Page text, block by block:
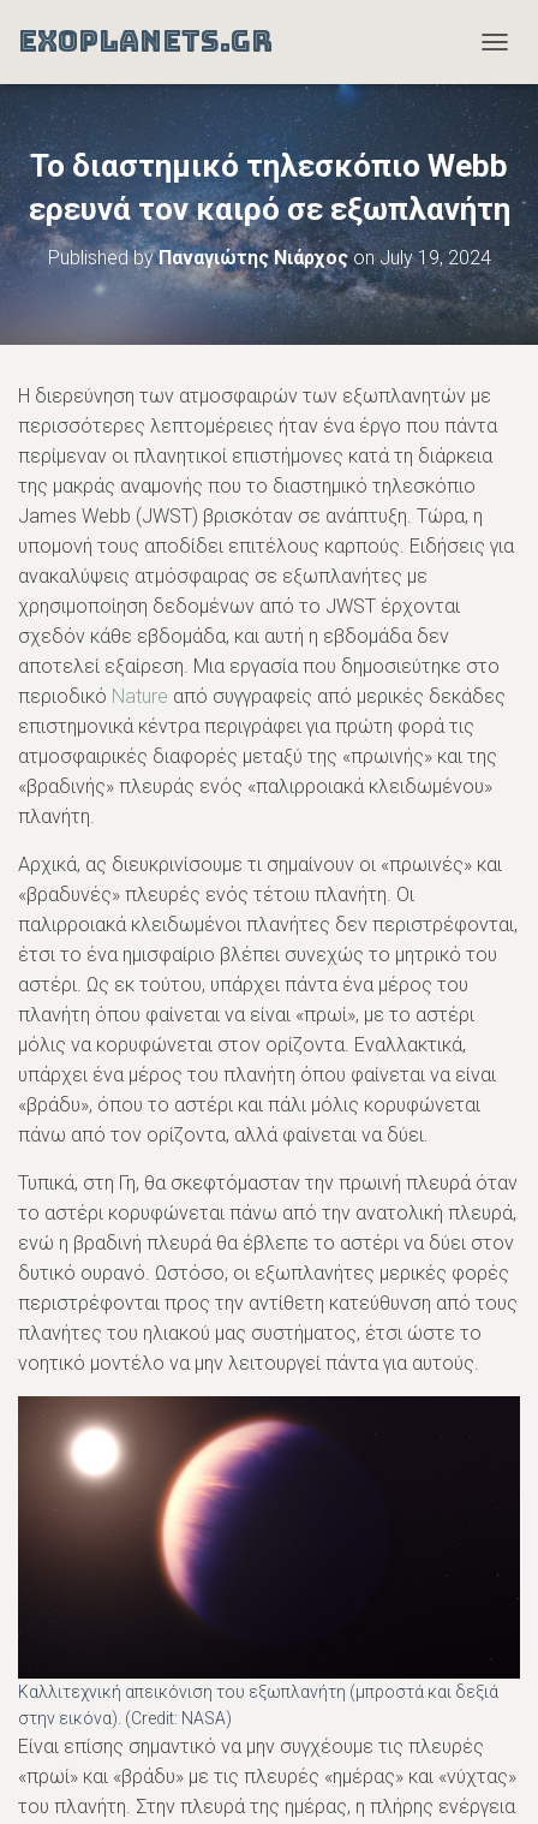
EXOPLANETS.GR
O
G
L
E
A
V
I
G
A
Το διαστημικό τηλεσκόπιο Webb
ερευνά τον καιρό σε εξωπλανήτη
Published byΠαναγιώτης ΝιάρχοςonJuly 19, 2024
Η διερεύνηση των ατμοσφαιρών των εξωπλανητών με
περισσότερες λεπτομέρειες ήταν ένα έργο που πάντα
περίμεναν οι πλανητικοί επιστήμονες κατά τη διάρκεια
της μακράς αναμονής που το διαστημικό τηλεσκόπιο
James Webb (JWST) βρισκόταν σε ανάπτυξη. Τώρα, η
υπομονή τους αποδίδει επιτέλους καρπούς. Ειδήσεις για
ανακαλύψεις ατμόσφαιρας σε εξωπλανήτες με
χρησιμοποίηση δεδομένων από το JWST έρχονται
σχεδόν κάθε εβδομάδα, και αυτή η εβδομάδα δεν
αποτελεί εξαίρεση. Μια εργασία που δημοσιεύτηκε στο
περιοδικό Nature από συγγραφείς από μερικές δεκάδες
επιστημονικά κέντρα περιγράφει για πρώτη φορά τις
ατμοσφαιρικές διαφορές μεταξύ της «πρωινής» και της
«βραδινής» πλευράς ενός «παλιρροιακά κλειδωμένου»
πλανήτη.
Αρχικά, ας διευκρινίσουμε τι σημαίνουν οι «πρωινές» και
«βραδυνές» πλευρές ενός τέτοιυ πλανήτη. Οι
παλιρροιακά κλειδωμένοι πλανήτες δεν περιστρέφονται,
έτσι το ένα ημισφαίριο βλέπει συνεχώς το μητρικό του
αστέρι. Ως εκ τούτου, υπάρχει πάντα ένα μέρος του
πλανήτη όπου φαίνεται να είναι «πρωί», με το αστέρι
μόλις να κορυφώνεται στον ορίζοντα. Εναλλακτικά,
υπάρχει ένα μέρος του πλανήτη όπου φαίνεται να είναι
«βράδυ», όπου το αστέρι και πάλι μόλις κορυφώνεται
πάνω από τον ορίζοντα, αλλά φαίνεται να δύει.
Τυπικά, στη Γη, θα σκεφτόμασταν την πρωινή πλευρά όταν
το αστέρι κορυφώνεται πάνω από την ανατολική πλευρά,
ενώ η βραδινή πλευρά θα έβλεπε το αστέρι να δύει στον
δυτικό ουρανό. Ωστόσο, οι εξωπλανήτες μερικές φορές
περιστρέφονται προς την αντίθετη κατεύθυνση από τους
πλανήτες του ηλιακού μας συστήματος, έτσι ώστε το
νοητικό μοντέλο να μην λειτουργεί πάντα για αυτούς.
Καλλιτεχνική απεικόνιση του εξωπλανήτη (μπροστά και δεξιά
στην εικόνα). (Credit: NASA)
Είναι επίσης σημαντικό να μην συγχέουμε τις πλευρές
«πρωί» και «βράδυ» με τις πλευρές «ημέρας» και «νύχτας»
του πλανήτη. Στην πλευρά της ημέρας, η πλήρης ενέργεια